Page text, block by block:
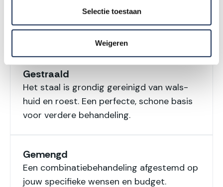
Selectie toestaan
Weigeren
De voordeligste keuze. Ideaal voor een
het staal zelf nog wilt lassen en bewerken.
Gestraald
Het staal is grondig gereinigd van wals-
huid en roest. Een perfecte, schone basis
voor verdere behandeling.
Gemengd
Een combinatiebehandeling afgestemd op
jouw specifieke wensen en budget.